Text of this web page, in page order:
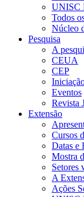
UNISC
Todos
Núcleo
Pesquisa
A
CEUA
CEP
Eventos
Revista
Extensão
Cursos
Datas e
Mostra
Setores
A
Ações